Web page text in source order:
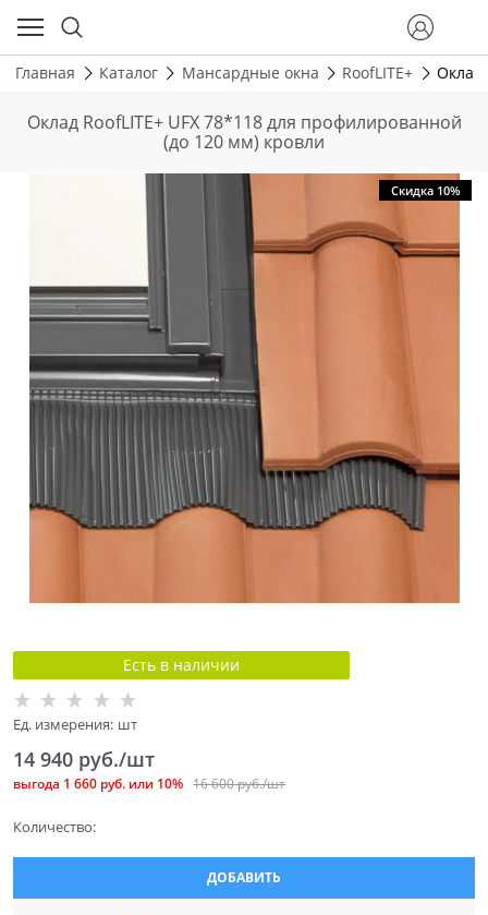
Главная Каталог Мансардные окна RoofLITE+ Оклад
Оклад RoofLITE+ UFX 78*118 для профилированной
(до 120 мм) кровли
Скидка 10%
Есть в наличии
Ед. измерения: шт
16 600 руб./шт
14 940 руб./шт
выгода 1 660 руб. или 10%
Количество:
ДОБАВИТЬ